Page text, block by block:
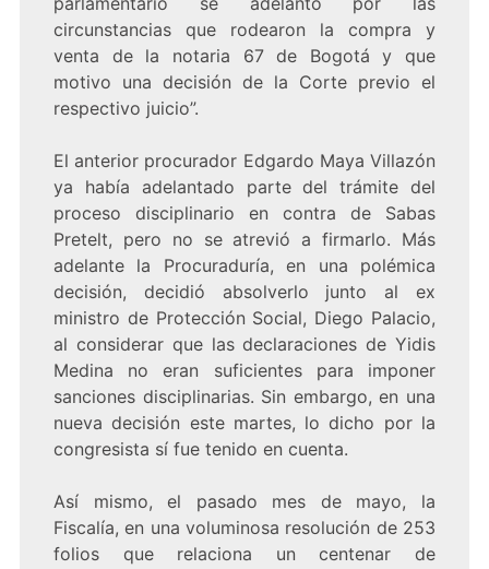
circunstancias que rodearon la compra y
venta de la notaria 67 de Bogotá y que
motivo una decisión de la Corte previo el
respectivo juicio”.
El anterior procurador Edgardo Maya Villazón
ya había adelantado parte del trámite del
proceso disciplinario en contra de Sabas
Pretelt, pero no se atrevió a firmarlo. Más
adelante la Procuraduría, en una polémica
decisión, decidió absolverlo junto al ex
ministro de Protección Social, Diego Palacio,
al considerar que las declaraciones de Yidis
Medina no eran suficientes para imponer
sanciones disciplinarias. Sin embargo, en una
nueva decisión este martes, lo dicho por la
congresista sí fue tenido en cuenta.
Así mismo, el pasado mes de mayo, la
Fiscalía, en una voluminosa resolución de 253
folios que relaciona un centenar de